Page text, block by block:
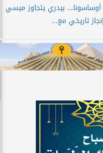
بيدري يتجاوز ميسي
تاريخي مع...